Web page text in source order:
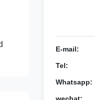
E-mail:
Tel:
Whatsapp: